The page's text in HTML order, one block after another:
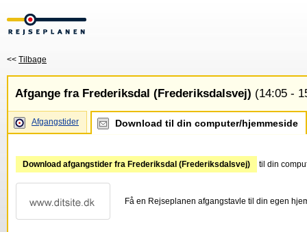
<< Tilbage
Afgange fra Frederiksdal (Frederiksdalsvej) (14:05 -
Afgangstider Download til din computer/hjemmeside
Download afgangstider fra Frederiksdal (Frederiksdalsvej) til din
Få en Rejseplanen afgangstavle til din egen